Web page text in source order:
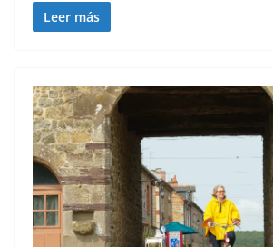
Leer más